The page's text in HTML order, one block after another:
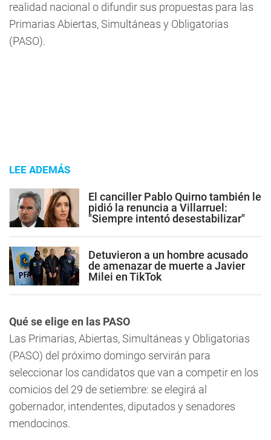
realidad nacional o difundir sus propuestas para las
Primarias Abiertas, Simultáneas y Obligatorias
(PASO).
LEE ADEMÁS
El canciller Pablo Quirno también le
pidió la renuncia a Villarruel:
"Siempre intentó desestabilizar"
Detuvieron a un hombre acusado
de amenazar de muerte a Javier
Milei en TikTok
Qué se elige en las PASO
Las Primarias, Abiertas, Simultáneas y Obligatorias
(PASO) del próximo domingo servirán para
seleccionar los candidatos que van a competir en los
comicios del 29 de setiembre: se elegirá al
gobernador, intendentes, diputados y senadores
mendocinos.